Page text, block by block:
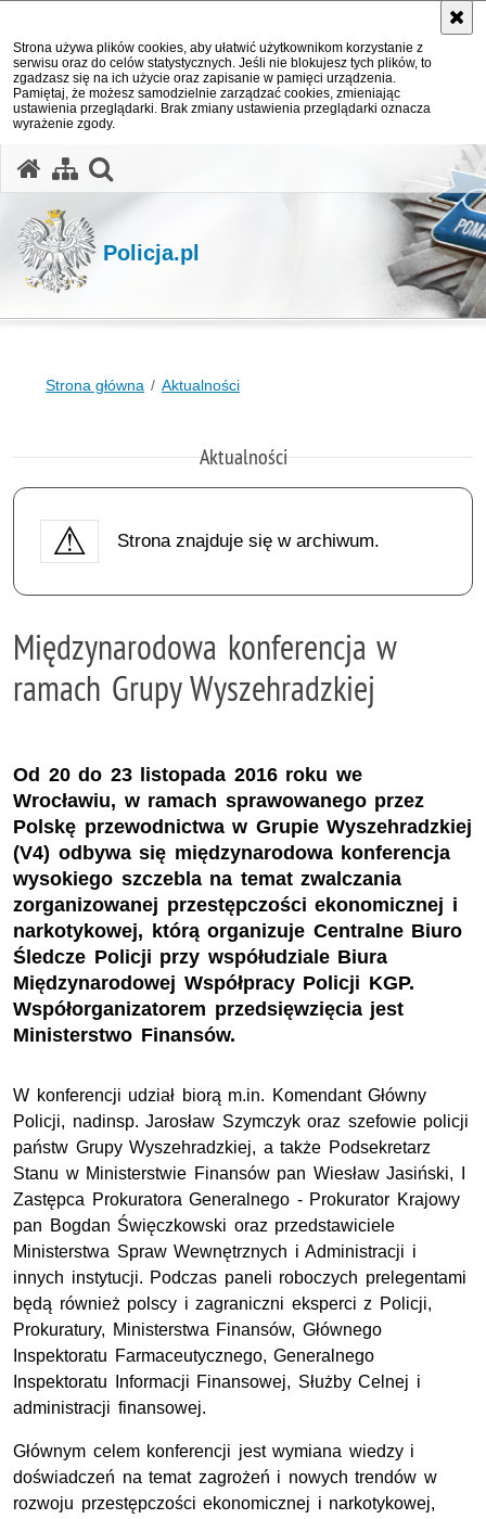
Strona używa plików cookies, aby ułatwić użytkownikom korzystanie z
serwisu oraz do celów statystycznych. Jeśli nie blokujesz tych plików, to
zgadzasz się na ich użycie oraz zapisanie w pamięci urządzenia.
Pamiętaj, że możesz samodzielnie zarządzać cookies, zmieniając
ustawienia przeglądarki. Brak zmiany ustawienia przeglądarki oznacza
wyrażenie zgody.
Policja.pl
Strona główna Aktualności
Aktualności
Strona znajduje się w archiwum.
Międzynarodowa konferencja w
ramach Grupy Wyszehradzkiej
Od 20 do 23 listopada 2016 roku we
Wrocławiu, w ramach sprawowanego przez
Polskę przewodnictwa w Grupie Wyszehradzkiej
(V4) odbywa się międzynarodowa konferencja
wysokiego szczebla na temat zwalczania
zorganizowanej przestępczości ekonomicznej i
narkotykowej, którą organizuje Centralne Biuro
Śledcze Policji przy współudziale Biura
Międzynarodowej Współpracy Policji KGP.
Współorganizatorem przedsięwzięcia jest
Ministerstwo Finansów.
W konferencji udział biorą m.in. Komendant Główny
Policji, nadinsp. Jarosław Szymczyk oraz szefowie policji
państw Grupy Wyszehradzkiej, a także Podsekretarz
Stanu w Ministerstwie Finansów pan Wiesław Jasiński, I
Zastępca Prokuratora Generalnego - Prokurator Krajowy
pan Bogdan Święczkowski oraz przedstawiciele
Ministerstwa Spraw Wewnętrznych i Administracji i
innych instytucji. Podczas paneli roboczych prelegentami
będą również polscy i zagraniczni eksperci z Policji,
Prokuratury, Ministerstwa Finansów, Głównego
Inspektoratu Farmaceutycznego, Generalnego
Inspektoratu Informacji Finansowej, Służby Celnej i
administracji finansowej.
Głównym celem konferencji jest wymiana wiedzy i
doświadczeń na temat zagrożeń i nowych trendów w
rozwoju przestępczości ekonomicznej i narkotykowej,